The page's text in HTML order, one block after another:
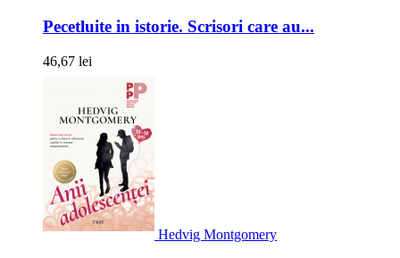
Pecetluite in istorie. Scrisori care au...
46,67 lei
Hedvig Montgomery